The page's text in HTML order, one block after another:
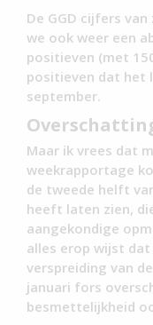
De GGD cijfers
we ook weer een
positieven (met
positieven dat het
september.
Maar ik vrees dat
weekrapportage
de tweede helft
heeft laten zien,
aangekondige
alles erop wijst dat
verspreiding van
januari fors
besmettelijkheid